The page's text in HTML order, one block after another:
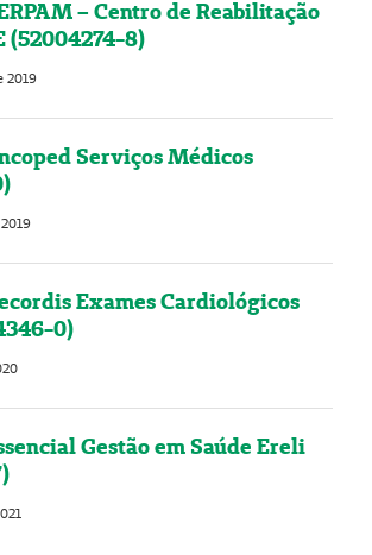
– Centro de Reabilitação
(52004274-8)
2019
Serviços Médicos
Exames Cardiológicos
0)
Gestão em Saúde Ereli